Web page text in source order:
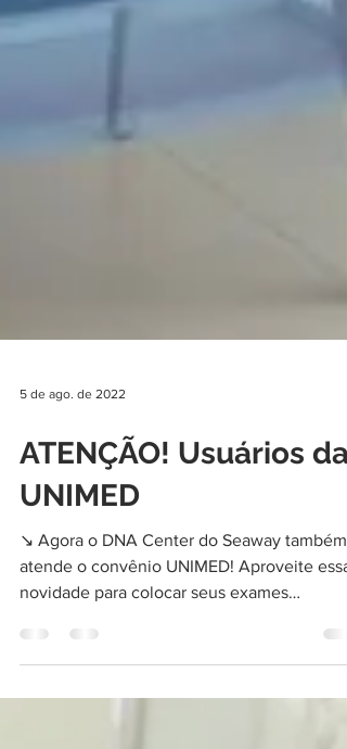
5 de ago. de 2022
ATENÇÃO! Usuários da
UNIMED
↘ Agora o DNA Center do Seaway também
atende o convênio UNIMED! Aproveite essa